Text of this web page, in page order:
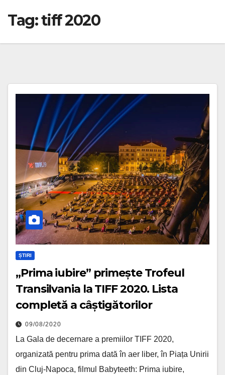
Tag:tiff 2020
ȘTIRI
„Prima iubire” primește Trofeul
Transilvania la TIFF 2020. Lista
completă a câștigătorilor
09/08/2020
La Gala de decernare a premiilor TIFF 2020,
organizată pentru prima dată în aer liber, în Piața Unirii
din Cluj-Napoca, filmul Babyteeth: Prima iubire,